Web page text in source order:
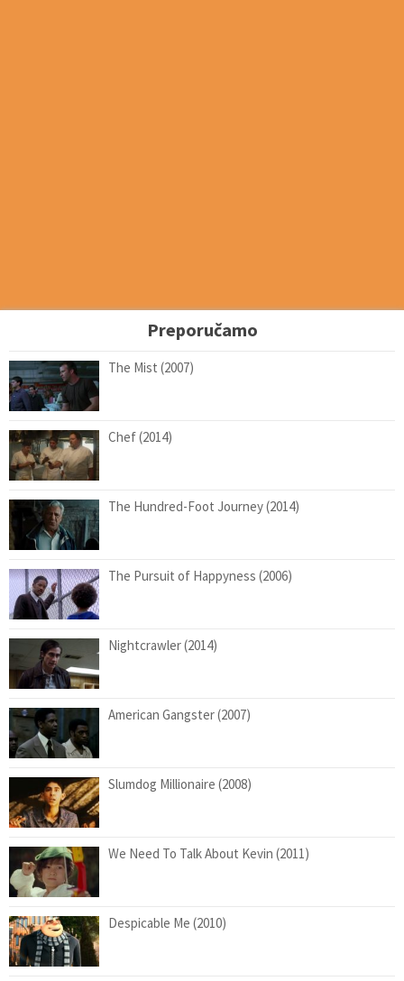
Preporučamo
The Mist (2007)
Chef (2014)
The Hundred-Foot Journey (2014)
The Pursuit of Happyness (2006)
Nightcrawler (2014)
American Gangster (2007)
Slumdog Millionaire (2008)
We Need To Talk About Kevin (2011)
Despicable Me (2010)